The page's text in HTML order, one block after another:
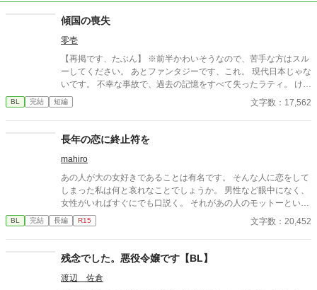
傾国の喪失
零壱
【再掲です、たぶん】 ※前半かわいそうなので、苦手な方はスル
ーしてください。 あとファンタジーです、これ。 現代日本じゃな
いです。 不幸な事故で、過去の記憶をすべて失ったラティ。 けれ
ど今の彼は不幸ではない。 大好きな養父のネイヴァンと共に、穏
やかな日々を過ごしている。 自分のルーツを探す旅に出ること
らなくても、それでいい。 これは、忘れたまま生きることを選ん
だ少年の、小さな恋と優しい日常の物語。 他サイトにも掲載して
おります。
BL 完結 短編 文字数：17,562
長年の恋に終止符を
mahiro
あの人が大の女好きであることは有名です。 そんな人に恋をして
しまった私は何と哀れなことでしょうか。 男性など眼中になく、
女性がいればすぐにでも口説く。 それがあの人のモットーという
やつでしょう。 どれだけあの人を思っても、無駄だと分かってい
ながらなかなか終止符を打てない私についにチャンスがやってき
BL 完結 長編 R15 文字数：20,452
残念でした。悪役令嬢です【BL】
渡辺 佐倉